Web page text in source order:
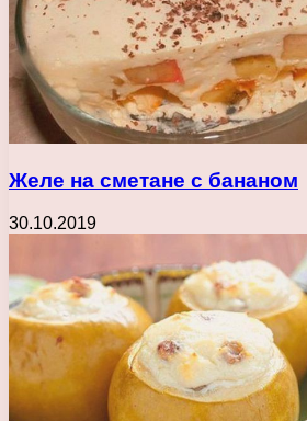
Желе на сметане с бананом
30.10.2019